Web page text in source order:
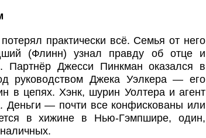
практически всё. Семья от него
(Флинн) узнал правду об отце и
Партнёр Джесси Пинкман оказался в
руководством Джека Уэлкера — его
в цепях. Хэнк, шурин Уолтера и агент
Деньги — почти все конфискованы или
в хижине в Нью-Гэмпшире, один,